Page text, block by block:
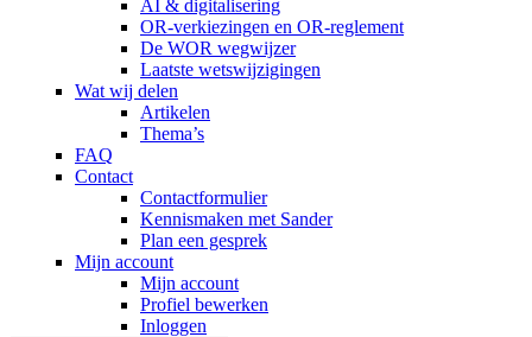
AI & digitalisering
OR-verkiezingen en OR-reglement
De WOR wegwijzer
Laatste wetswijzigingen
Wat wij delen
Artikelen
Thema’s
FAQ
Contact
Contactformulier
Kennismaken met Sander
Plan een gesprek
Mijn account
Mijn account
Profiel bewerken
Inloggen